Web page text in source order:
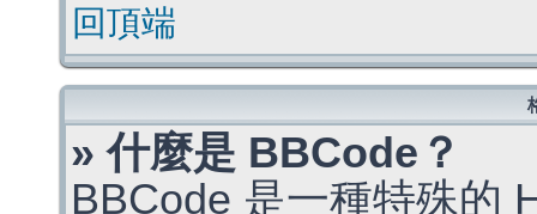
回頂端
» 什麼是 BBCode？
BBCode 是一種特殊的